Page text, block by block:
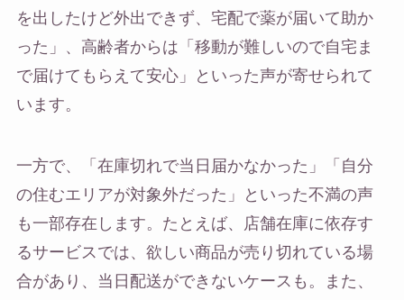
を出したけど外出できず、宅配で薬が届いて助か
った」、高齢者からは「移動が難しいので自宅ま
で届けてもらえて安心」といった声が寄せられて
います。
一方で、「在庫切れで当日届かなかった」「自分
の住むエリアが対象外だった」といった不満の声
も一部存在します。たとえば、店舗在庫に依存す
るサービスでは、欲しい商品が売り切れている場
合があり、当日配送ができないケースも。また、